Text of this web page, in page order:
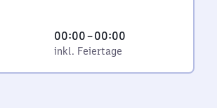
00:00–00:00
Von
0
Uhr
inkl. Feiertage